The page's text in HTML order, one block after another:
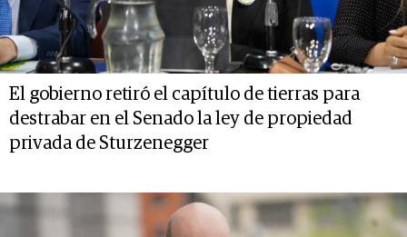
El gobierno retiró el capítulo de tierras para
destrabar en el Senado la ley de propiedad
privada de Sturzenegger